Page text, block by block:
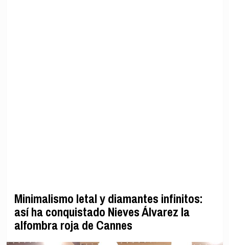
Minimalismo letal y diamantes infinitos:
así ha conquistado Nieves Álvarez la
alfombra roja de Cannes